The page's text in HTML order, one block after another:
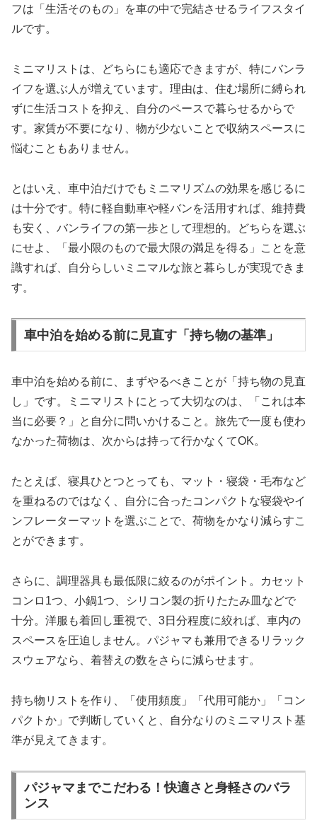
フは「生活そのもの」を車の中で完結させるライフスタイ
ルです。
ミニマリストは、どちらにも適応できますが、特にバンラ
イフを選ぶ人が増えています。理由は、住む場所に縛られ
ずに生活コストを抑え、自分のペースで暮らせるからで
す。家賃が不要になり、物が少ないことで収納スペースに
悩むこともありません。
とはいえ、車中泊だけでもミニマリズムの効果を感じるに
は十分です。特に軽自動車や軽バンを活用すれば、維持費
も安く、バンライフの第一歩として理想的。どちらを選ぶ
にせよ、「最小限のもので最大限の満足を得る」ことを意
識すれば、自分らしいミニマルな旅と暮らしが実現できま
す。
車中泊を始める前に見直す「持ち物の基準」
車中泊を始める前に、まずやるべきことが「持ち物の見直
し」です。ミニマリストにとって大切なのは、「これは本
当に必要？」と自分に問いかけること。旅先で一度も使わ
なかった荷物は、次からは持って行かなくてOK。
たとえば、寝具ひとつとっても、マット・寝袋・毛布など
を重ねるのではなく、自分に合ったコンパクトな寝袋やイ
ンフレーターマットを選ぶことで、荷物をかなり減らすこ
とができます。
さらに、調理器具も最低限に絞るのがポイント。カセット
コンロ1つ、小鍋1つ、シリコン製の折りたたみ皿などで
十分。洋服も着回し重視で、3日分程度に絞れば、車内の
スペースを圧迫しません。パジャマも兼用できるリラック
スウェアなら、着替えの数をさらに減らせます。
持ち物リストを作り、「使用頻度」「代用可能か」「コン
パクトか」で判断していくと、自分なりのミニマリスト基
準が見えてきます。
パジャマまでこだわる！快適さと身軽さのバラ
ンス